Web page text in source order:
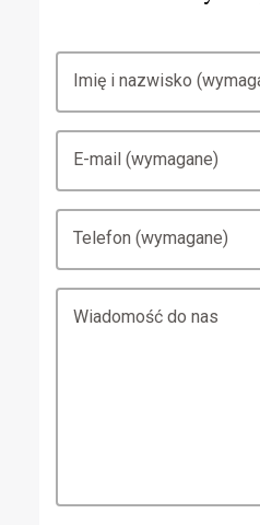
Imię i nazwisko
E-mail (wymagane)
Telefon (wymagane)
Wiadomość do nas